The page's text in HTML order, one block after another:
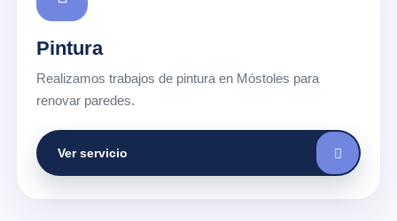
Pintura
Realizamos trabajos de pintura en Móstoles para
renovar paredes.
Ver servicio